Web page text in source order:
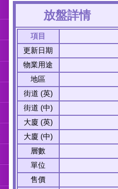
放盤詳情
項目
更新日期
物業用途
地區
街道 (英)
街道 (中)
大廈 (英)
大廈 (中)
層數
單位
售價